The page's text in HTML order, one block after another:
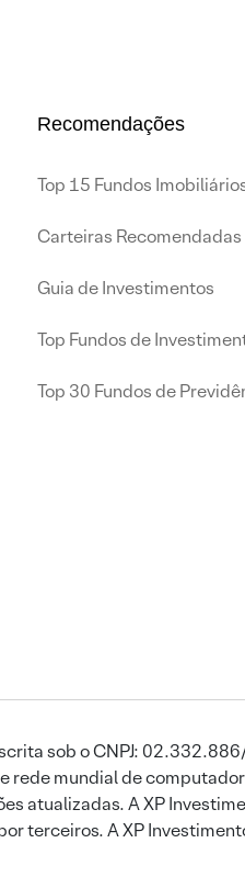
Recomendações
Top 15 Fundos
Carteiras Recomendadas
Guia de Investimentos
Top Fundos de
Top 30 Fundos de
sob o CNPJ:
rede mundial de
atualizadas. A XP
terceiros. A XP